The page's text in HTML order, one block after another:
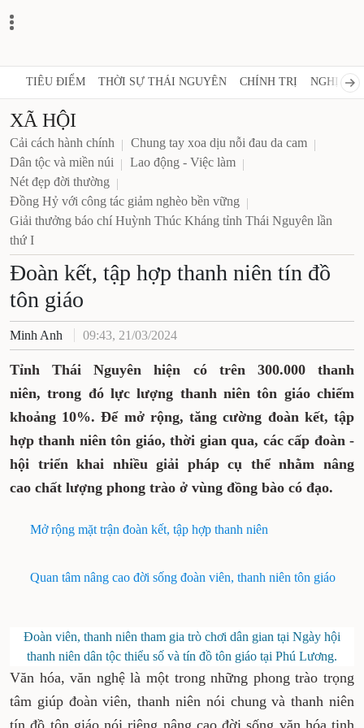
TIÊU ĐIỂM THỜI SỰ THÁI NGUYÊN CHÍNH TRỊ NGHỊ
XÃ HỘI
Cải cách hành chính
Chung tay xoa dịu nỗi đau da cam
Dân tộc và miền núi
Nét đẹp đời thường
Đồng Hỷ với công tác giảm nghèo bền vững
Giải thưởng báo chí Huỳnh Thúc Kháng tỉnh Thái
Nguyên lần thứ I
Đoàn kết, tập hợp thanh niên
tín đồ tôn giáo
Minh Anh 09:43, 21/03/2024
Tỉnh Thái Nguyên hiện có trên 300.000
thanh niên, trong đó lực lượng thanh niên
tôn giáo chiếm khoảng 10%. Để mở rộng,
tăng cường đoàn kết, tập hợp thanh niên
tôn giáo, thời gian qua, các cấp đoàn -
nâng cao chất lượng phong trào ở vùng
Quan tâm nâng cao đời sống đoàn viên, thanh niên
tôn giáo
Đoàn viên, thanh niên tham gia trò chơi dân gian tại